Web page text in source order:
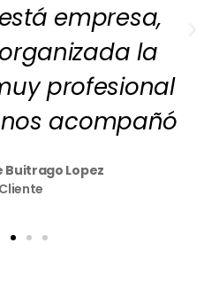
empresa,
la
profesional
acompañó
Buitrago Lopez
Cliente